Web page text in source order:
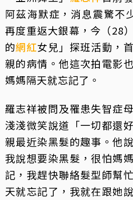
阿茲海默症，消息震驚不
再度重返大銀幕，今（28
的網紅女兒」探班活動，
親的病情。他這次拍電影
媽媽隔天就忘記了。
羅志祥被問及罹患失智症
淺淺微笑說道「一切都還
親最近染黑髮的趣事。他
我說想要染黑髮，很怕媽
記，我趕快聯絡髮型師幫
天就忘記了，我就在跟她